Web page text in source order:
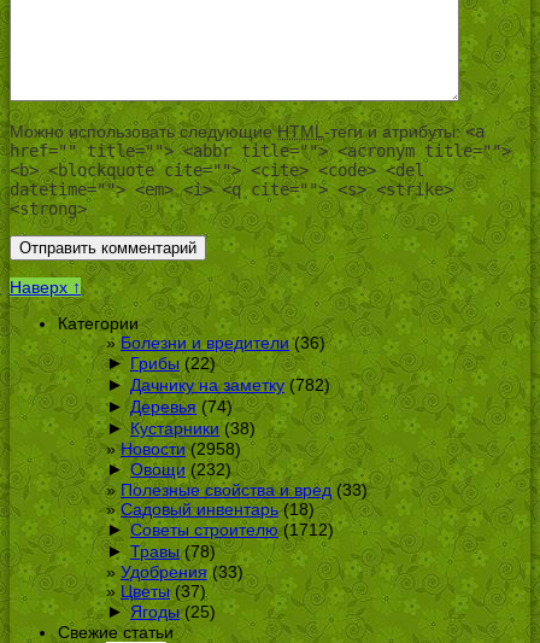
Можно использовать следующиеHTML-теги и атрибуты:<a
href="" title=""> <abbr title=""> <acronym title="">
<b> <blockquote cite=""> <cite> <code> <del
datetime=""> <em> <i> <q cite=""> <s> <strike>
<strong>
Наверх ↑
Категории
Болезни и вредители(36)
► Грибы (22)
► Дачнику на заметку (782)
► Деревья (74)
► Кустарники (38)
Новости(2958)
► Овощи(232)
Полезные свойства и вред(33)
Садовый инвентарь(18)
► Советы строителю(1712)
► Травы(78)
Удобрения(33)
Цветы(37)
► Ягоды(25)
Свежие статьи